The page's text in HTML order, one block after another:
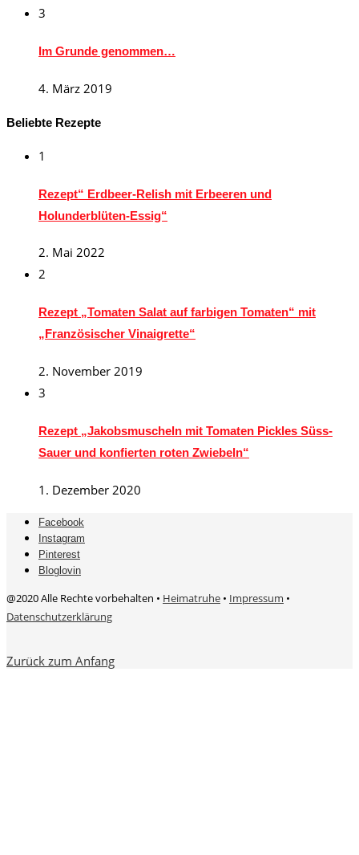
3
Im Grunde genommen…
4. März 2019
Beliebte Rezepte
1
Rezept“ Erdbeer-Relish mit Erbeeren und
Holunderblüten-Essig“
2. Mai 2022
2
Rezept „Tomaten Salat auf farbigen Tomaten“ mit
„Französischer Vinaigrette“
2. November 2019
3
Rezept „Jakobsmuscheln mit Tomaten Pickles Süss-
Sauer und konfierten roten Zwiebeln“
1. Dezember 2020
Facebook
Instagram
Pinterest
Bloglovin
@2020 Alle Rechte vorbehalten • Heimatruhe • Impressum •
Datenschutzerklärung
Zurück zum Anfang